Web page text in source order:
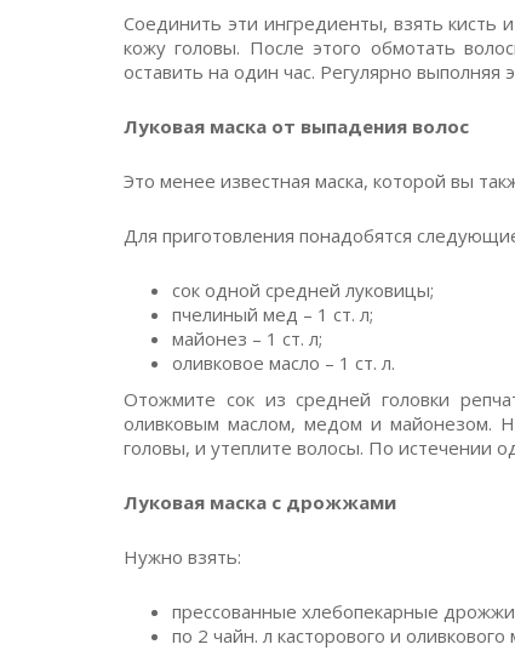
Соединить эти ингредиенты, взять кисть
кожу головы. После этого обмотать
оставить на один час. Регулярно
Луковая маска от выпадения волос
Это менее известная маска, которой вы
Для приготовления понадобятся
сок одной средней луковицы;
пчелиный мед – 1 ст. л;
майонез – 1 ст. л;
оливковое масло – 1 ст. л.
Отожмите сок из средней головки
оливковым маслом, медом и майонезом.
головы, и утеплите волосы. По истечении
Луковая маска с дрожжами
Нужно взять:
прессованные хлебопекарные дрожжи
по 2 чайн. л касторового и оливкового